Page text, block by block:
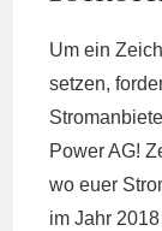
Um ein
setzen,
Power AG!
wo euer
im Jahr